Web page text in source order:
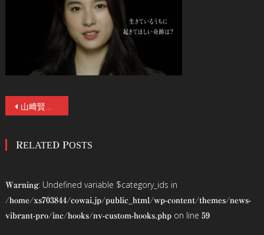
投
ナ
ゲ
ー
山﨑賢人、土屋太鳳、村上虹郎、三吉彩花、朝比奈彩、金子ノブアキ、仲里依紗が語ったバケットリスト特別映像が解禁！特製グッズがもらえるキャンペーン&イベント続々開催！Netflix「今際の国のアリス」好評配信中！
RELATED POSTS
Warning: Undefined variable $category_ids in
/home/xs703844/cowai.jp/public_html/wp-content/themes/news-
vibrant-pro/inc/hooks/nv-custom-hooks.phpon line 59